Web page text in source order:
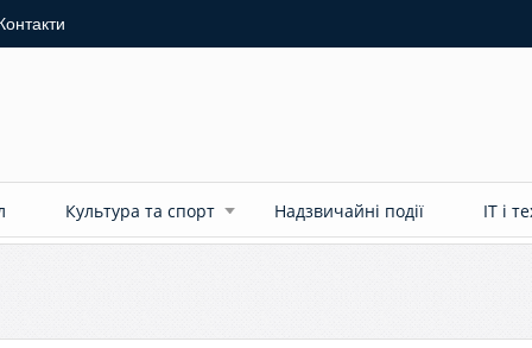
Культура та спорт Надзвичайні події ІТ і